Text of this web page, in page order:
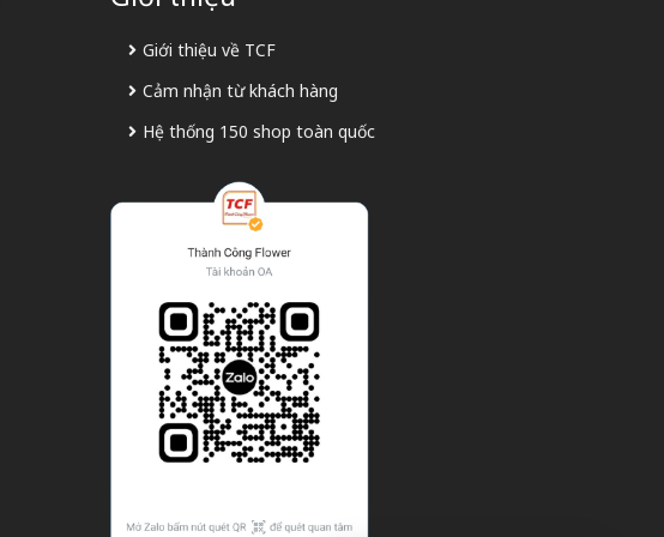
Giới thiệu về TCF
Cảm nhận từ khách hàng
Hệ thống 150 shop toàn quốc